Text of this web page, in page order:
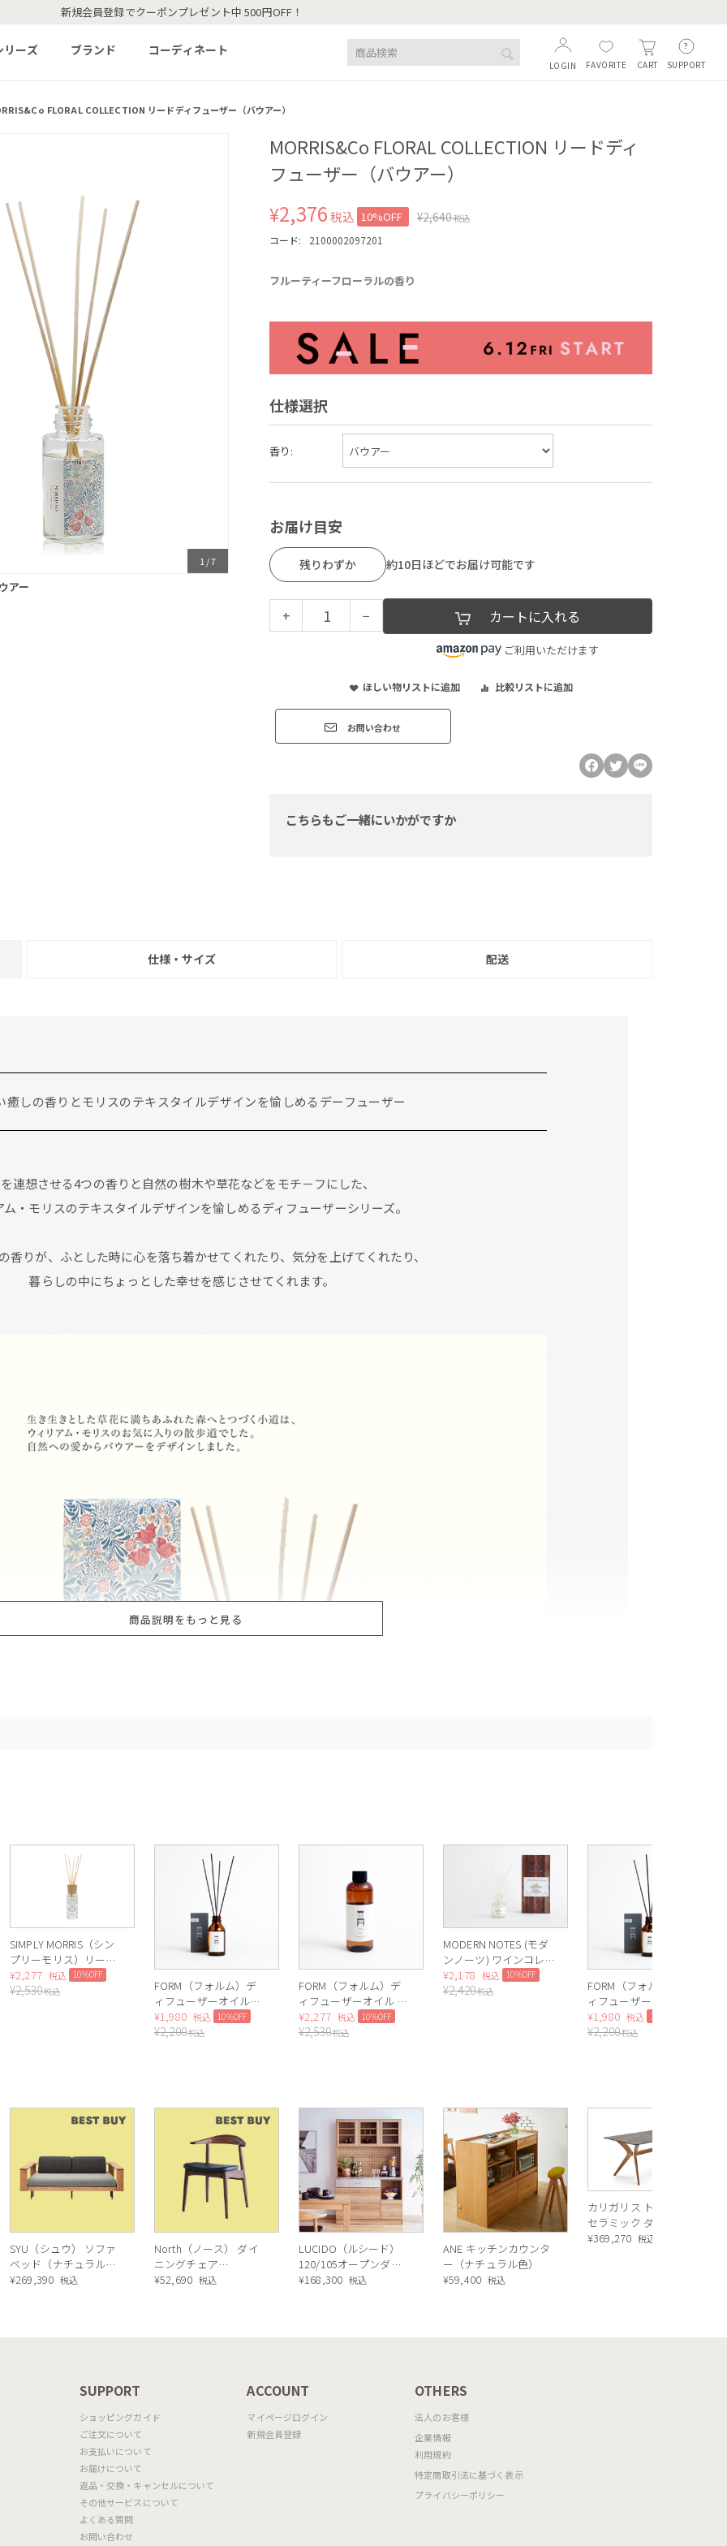
新規会員登録でクーポンプレゼント中 500円OFF！
リーズ ブランド コーディネート
SUPPORT
CART
FAVORITE
LOGIN
FLORAL COLLECTION リードディフューザー（バウアー）
1 /7
アー
MORRIS&Co FLORAL COLLECTION リードディ
フューザー（バウアー）
¥2,376税込 10%OFF ¥2,640税込
コード: 2100002097201
フルーティーフローラルの香り
仕様選択
香り:
お届け目安
残りわずか 約10日ほどでお届け可能です
+ − カートに入れる
ご利用いただけます
ほしい物リストに追加 比較リストに追加
お問い合わせ
こちらもご一緒にいかがですか
仕様・サイズ 配送
癒しの香りとモリスのテキスタイルデザインを愉しめるデーフューザー
連想させる4つの香りと自然の樹木や草花などをモチ－フにした、
ム・モリスのテキスタイルデザインを愉しめるディフューザーシリーズ。
香りが、ふとした時に心を落ち着かせてくれたり、気分を上げてくれたり、
暮らしの中にちょっとした幸せを感じさせてくれます。
商品説明をもっと見る
SIMPLY MORRIS（シン
プリーモリス）リード
ディフューザー（いち
ご泥棒）
¥2,277 税込 10%OFF
¥2,530税込
FORM（フォルム）デ
ィフューザーオイル
100ml（Musk）
¥1,980 税込 10%OFF
¥2,200税込
FORM（フォルム）デ
ィフューザーオイル レ
フィル（Musk）
¥2,277 税込 10%OFF
¥2,530税込
MODERN NOTES (モダ
ンノーツ) ワインコレク
ション ディフューザー
ミニ CHAMPAGNE（シ
¥2,178 税込 10%OFF
¥2,420税込
FORM（フォルム）デ
ィフューザーオイル
100ml（Apple）
¥1,980 税込 10%OFF
¥2,200税込
SYU（シュウ） ソファ
ベッド（ナチュラル）
190cm
¥269,390 税込
North（ノース） ダイ
ニングチェア
AC02（ウォールナッ
¥52,690 税込
LUCIDO（ルシード）
120/105オープンダイ
ニングボード ナチュラ
¥168,300 税込
ANE キッチンカウンタ
ー（ナチュラル色）
¥59,400 税込
カリガリス トウキョウ
セラミック ダイニング
テーブル ／ Calligaris
¥369,270 税込
SUPPORT
ショッピングガイド
ご注文について
お支払いについて
お届けについて
返品・交換・キャンセルについて
その他サービスについて
よくある質問
お問い合わせ
ACCOUNT
マイページログイン
新規会員登録
OTHERS
法人のお客様
企業情報
利用規約
特定商取引法に基づく表示
プライバシーポリシー